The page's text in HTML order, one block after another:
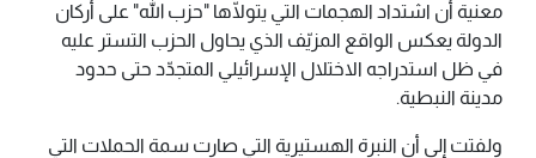
معنية أن اشتداد الهجمات التي يتولّاها "حزب الله" على أركان
الدولة يعكس الواقع المزيّف الذي يحاول الحزب التستر عليه
في ظل استدراجه الاختلال الإسرائيلي المتجدّد حتى حدود
مدينة النبطية.
ولفتت إلى أن النبرة الهستيرية التي صارت سمة الحملات التي